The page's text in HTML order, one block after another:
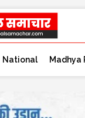
National Madhya